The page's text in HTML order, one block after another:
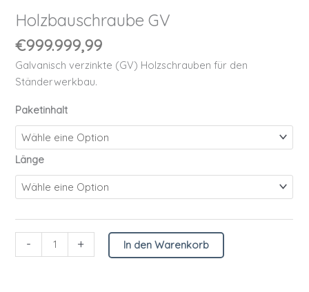
Holzbauschraube GV
€999.999,99
Galvanisch verzinkte (GV) Holzschrauben für den
Ständerwerkbau.
Paketinhalt
Länge
- + In den Warenkorb